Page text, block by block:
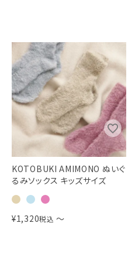
KOTOBUKI AMIMONO ぬいぐ
るみソックス キッズサイズ
¥1,320税込 〜